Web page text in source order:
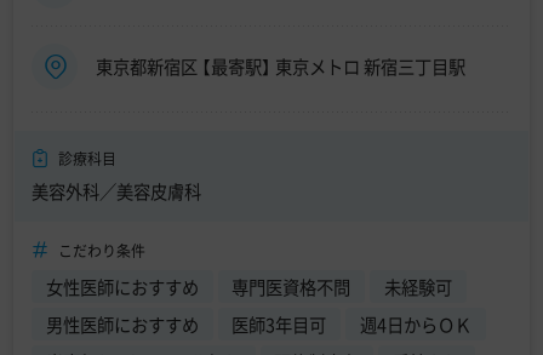
東京都新宿区 【最寄駅】 東京メトロ 新宿三丁目駅
診療科目
美容外科／美容皮膚科
こだわり条件
女性医師におすすめ 専門医資格不問
未経験可
男性医師におすすめ
医師3年目可
週4日からＯＫ